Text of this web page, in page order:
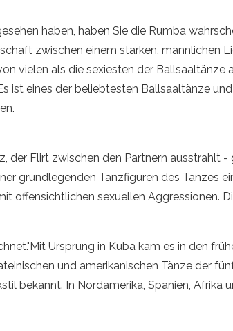
haben, haben Sie die Rumba
zwischen einem starken, männlichen
vielen als die sexiesten der Ballsaaltänze
ist eines der beliebtesten Ballsaaltänze
der Flirt zwischen den Partnern ausstrahlt
grundlegenden Tanzfiguren des Tanzes
offensichtlichen sexuellen Aggressionen.
Ursprung in Kuba kam es in den
und amerikanischen Tänze der
bekannt. In Nordamerika, Spanien, Afrika